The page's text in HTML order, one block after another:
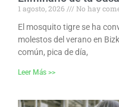
1 agosto, 2026
No hay
El mosquito tigre se ha
molestos del verano en
común, pica de día,
Leer Más >>